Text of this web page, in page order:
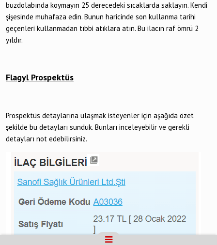
buzdolabında koymayın 25 derecedeki sıcaklarda saklayın. Kendi
şişesinde muhafaza edin. Bunun haricinde son kullanma tarihi
geçenleri kullanmadan tıbbi atıklara atın. Bu ilacın raf ömrü 2
yıldır.
Flagyl Prospektüs
Prospektüs detaylarına ulaşmak isteyenler için aşağıda özet
şekilde bu detayları sunduk. Bunları inceleyebilir ve gerekli
detayları not edebilirsiniz.